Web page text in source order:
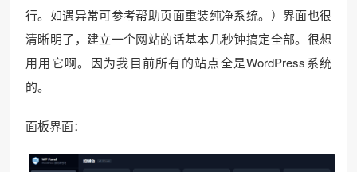
行。如遇异常可参考帮助页面重装纯净系统。）界面也很
清晰明了，建立一个网站的话基本几秒钟搞定全部。很想
用用它啊。因为我目前所有的站点全是WordPress系统
的。
面板界面：